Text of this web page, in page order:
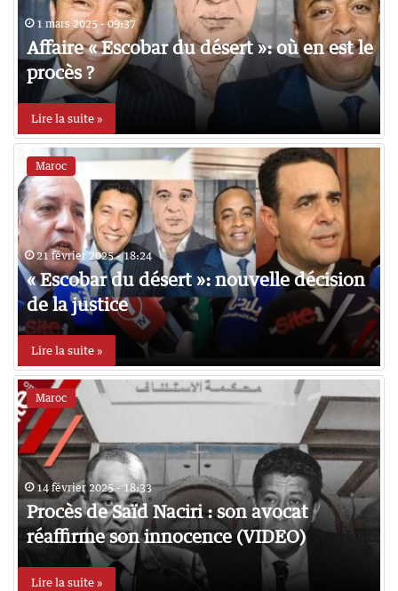
1 mars 2025 - 09:37
Affaire « Escobar du désert »: où en est le
procès ?
Lire la suite »
Maroc
21 février 2025 - 18:24
« Escobar du désert »: nouvelle décision
de la justice
Lire la suite »
Maroc
14 février 2025 - 18:33
Procès de Saïd Naciri : son avocat
réaffirme son innocence (VIDEO)
Lire la suite »